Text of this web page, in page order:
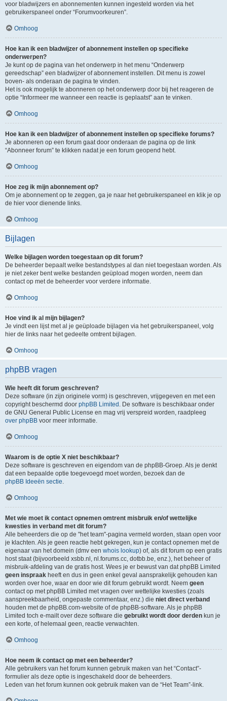
voor bladwijzers en abonnementen kunnen ingesteld worden via het
gebruikerspaneel onder “Forumvoorkeuren”.
Omhoog
Hoe kan ik een bladwijzer of abonnement instellen op specifieke
onderwerpen?
Je kunt op de pagina van het onderwerp in het menu “Onderwerp
gereedschap” een bladwijzer of abonnement instellen. Dit menu is zowel
boven- als onderaan de pagina te vinden.
Het is ook mogelijk te abonneren op het onderwerp door bij het reageren de
optie “Informeer me wanneer een reactie is geplaatst” aan te vinken.
Omhoog
Hoe kan ik een bladwijzer of abonnement instellen op specifieke forums?
Je abonneren op een forum gaat door onderaan de pagina op de link
“Abonneer forum” te klikken nadat je een forum geopend hebt.
Omhoog
Hoe zeg ik mijn abonnement op?
Om je abonnement op te zeggen, ga je naar het gebruikerspaneel en klik je op
de hier voor dienende links.
Omhoog
Bijlagen
Welke bijlagen worden toegestaan op dit forum?
De beheerder bepaalt welke bestandstypes al dan niet toegestaan worden. Als
je niet zeker bent welke bestanden geüpload mogen worden, neem dan
contact op met de beheerder voor verdere informatie.
Omhoog
Hoe vind ik al mijn bijlagen?
Je vindt een lijst met al je geüploade bijlagen via het gebruikerspaneel, volg
hier de links naar het gedeelte omtrent bijlagen.
Omhoog
phpBB vragen
Wie heeft dit forum geschreven?
Deze software (in zijn originele vorm) is geschreven, vrijgegeven en met een
copyright beschermd door phpBB Limited . De software is beschikbaar onder
de GNU General Public License en mag vrij verspreid worden, raadpleeg
over phpBB voor meer informatie.
Omhoog
Waarom is de optie X niet beschikbaar?
Deze software is geschreven en eigendom van de phpBB-Groep. Als je denkt
dat een bepaalde optie toegevoegd moet worden, bezoek dan de
phpBB Ideeën sectie.
Omhoog
Met wie moet ik contact opnemen omtrent misbruik en/of wettelijke
kwesties in verband met dit forum?
Alle beheerders die op de "het team"-pagina vermeld worden, staan open voor
je klachten. Als je geen reactie hebt gekregen, kun je contact opnemen met de
eigenaar van het domein (dmv een whois lookup) of, als dit forum op een gratis
host staat (bijvoorbeeld xsbb.nl, nl.forums.cc, dotbb.be, enz.), het beheer of
misbruik-afdeling van de gratis host. Wees je er bewust van dat phpBB Limited
geen inspraak heeft en dus in geen enkel geval aansprakelijk gehouden kan
worden over hoe, waar en door wie dit forum gebruikt wordt. Neem geen
contact op met phpBB Limited met vragen over wettelijke kwesties (zoals
aanspreekbaarheid, ongepaste commentaar, enz.) die niet direct verband
houden met de phpBB.com-website of de phpBB-software. Als je phpBB
Limited toch e-mailt over deze software die gebruikt wordt door derden kun je
een korte, of helemaal geen, reactie verwachten.
Omhoog
Hoe neem ik contact op met een beheerder?
Alle gebruikers van het forum kunnen gebruik maken van het “Contact”-
formulier als deze optie is ingeschakeld door de beheerders.
Leden van het forum kunnen ook gebruik maken van de “Het Team”-link.